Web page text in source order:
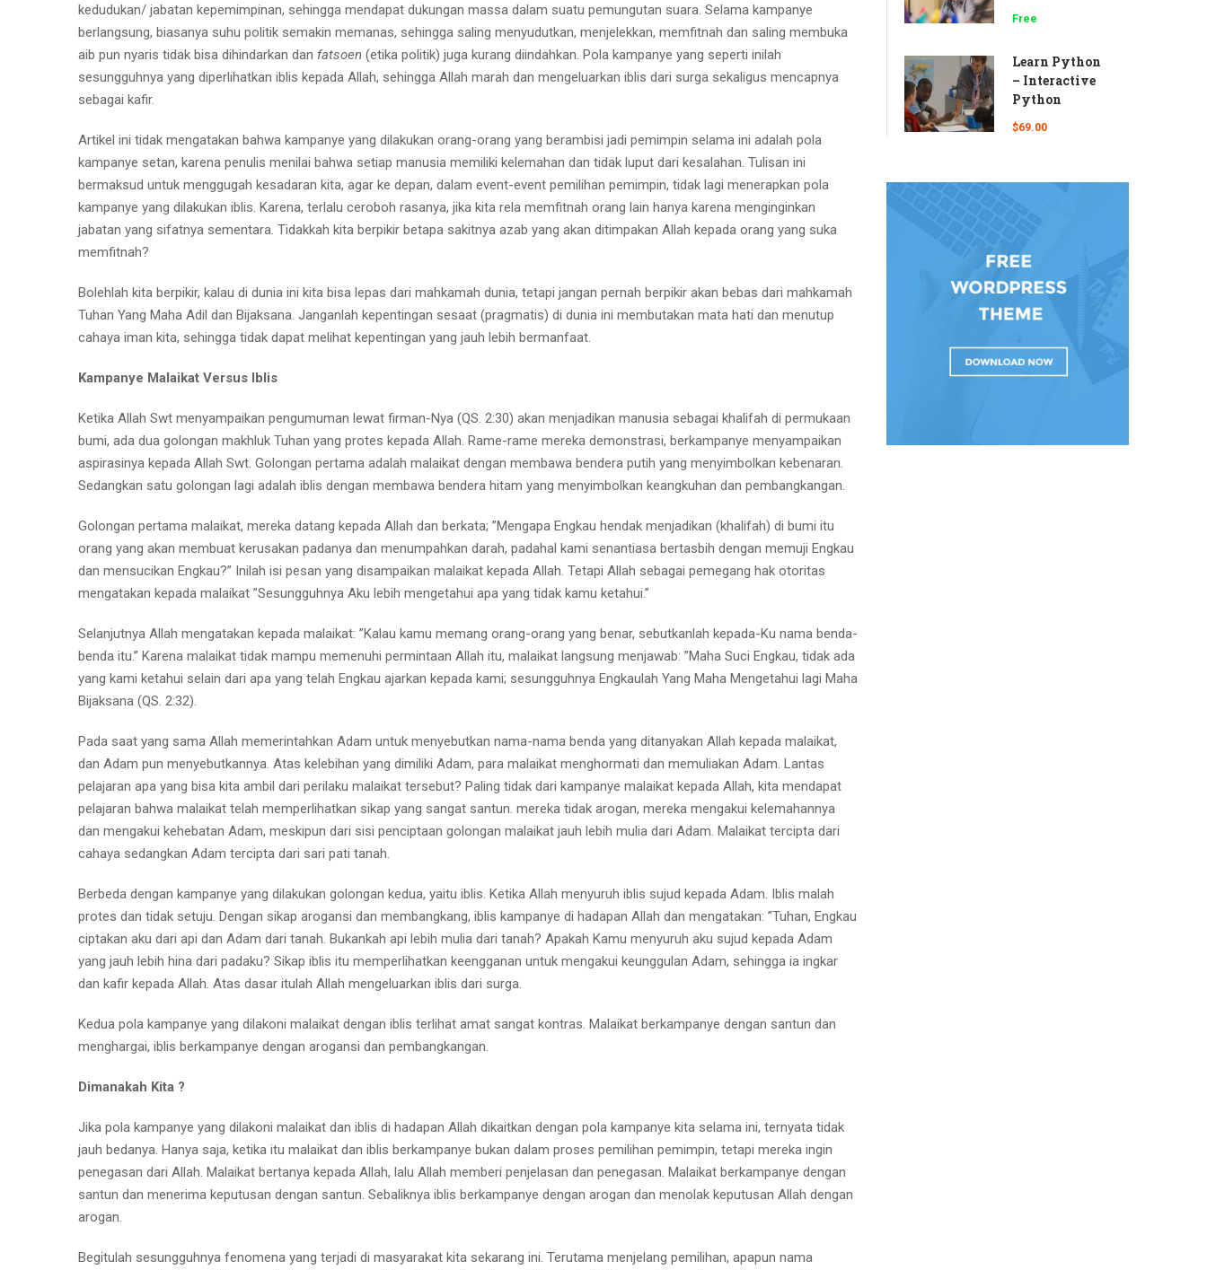
kedudukan/ jabatan kepemimpinan, sehingga mendapat dukungan massa dalam suatu pemungutan suara. Selama kampanye
berlangsung, biasanya suhu politik semakin memanas, sehingga saling menyudutkan, menjelekkan, memfitnah dan saling membuka
aib pun nyaris tidak bisa dihindarkan dan fatsoen (etika politik) juga kurang diindahkan. Pola kampanye yang seperti inilah
sesungguhnya yang diperlihatkan iblis kepada Allah, sehingga Allah marah dan mengeluarkan iblis dari surga sekaligus mencapnya
sebagai kafir.
Artikel ini tidak mengatakan bahwa kampanye yang dilakukan orang-orang yang berambisi jadi pemimpin selama ini adalah pola
kampanye setan, karena penulis menilai bahwa setiap manusia memiliki kelemahan dan tidak luput dari kesalahan. Tulisan ini
bermaksud untuk menggugah kesadaran kita, agar ke depan, dalam event-event pemilihan pemimpin, tidak lagi menerapkan pola
kampanye yang dilakukan iblis. Karena, terlalu ceroboh rasanya, jika kita rela memfitnah orang lain hanya karena menginginkan
jabatan yang sifatnya sementara. Tidakkah kita berpikir betapa sakitnya azab yang akan ditimpakan Allah kepada orang yang suka
memfitnah?
Bolehlah kita berpikir, kalau di dunia ini kita bisa lepas dari mahkamah dunia, tetapi jangan pernah berpikir akan bebas dari mahkamah
Tuhan Yang Maha Adil dan Bijaksana. Janganlah kepentingan sesaat (pragmatis) di dunia ini membutakan mata hati dan menutup
cahaya iman kita, sehingga tidak dapat melihat kepentingan yang jauh lebih bermanfaat.
Kampanye Malaikat Versus Iblis
Ketika Allah Swt menyampaikan pengumuman lewat firman-Nya (QS. 2:30) akan menjadikan manusia sebagai khalifah di permukaan
bumi, ada dua golongan makhluk Tuhan yang protes kepada Allah. Rame-rame mereka demonstrasi, berkampanye menyampaikan
aspirasinya kepada Allah Swt. Golongan pertama adalah malaikat dengan membawa bendera putih yang menyimbolkan kebenaran.
Sedangkan satu golongan lagi adalah iblis dengan membawa bendera hitam yang menyimbolkan keangkuhan dan pembangkangan.
Golongan pertama malaikat, mereka datang kepada Allah dan berkata; ”Mengapa Engkau hendak menjadikan (khalifah) di bumi itu
orang yang akan membuat kerusakan padanya dan menumpahkan darah, padahal kami senantiasa bertasbih dengan memuji Engkau
dan mensucikan Engkau?” Inilah isi pesan yang disampaikan malaikat kepada Allah. Tetapi Allah sebagai pemegang hak otoritas
mengatakan kepada malaikat ”Sesungguhnya Aku lebih mengetahui apa yang tidak kamu ketahui.”
Selanjutnya Allah mengatakan kepada malaikat: ”Kalau kamu memang orang-orang yang benar, sebutkanlah kepada-Ku nama benda-
benda itu.” Karena malaikat tidak mampu memenuhi permintaan Allah itu, malaikat langsung menjawab: ”Maha Suci Engkau, tidak ada
yang kami ketahui selain dari apa yang telah Engkau ajarkan kepada kami; sesungguhnya Engkaulah Yang Maha Mengetahui lagi Maha
Bijaksana (QS. 2:32).
Pada saat yang sama Allah memerintahkan Adam untuk menyebutkan nama-nama benda yang ditanyakan Allah kepada malaikat,
dan Adam pun menyebutkannya. Atas kelebihan yang dimiliki Adam, para malaikat menghormati dan memuliakan Adam. Lantas
pelajaran apa yang bisa kita ambil dari perilaku malaikat tersebut? Paling tidak dari kampanye malaikat kepada Allah, kita mendapat
pelajaran bahwa malaikat telah memperlihatkan sikap yang sangat santun. mereka tidak arogan, mereka mengakui kelemahannya
dan mengakui kehebatan Adam, meskipun dari sisi penciptaan golongan malaikat jauh lebih mulia dari Adam. Malaikat tercipta dari
cahaya sedangkan Adam tercipta dari sari pati tanah.
Berbeda dengan kampanye yang dilakukan golongan kedua, yaitu iblis. Ketika Allah menyuruh iblis sujud kepada Adam. Iblis malah
protes dan tidak setuju. Dengan sikap arogansi dan membangkang, iblis kampanye di hadapan Allah dan mengatakan: ”Tuhan, Engkau
ciptakan aku dari api dan Adam dari tanah. Bukankah api lebih mulia dari tanah? Apakah Kamu menyuruh aku sujud kepada Adam
yang jauh lebih hina dari padaku? Sikap iblis itu memperlihatkan keengganan untuk mengakui keunggulan Adam, sehingga ia ingkar
dan kafir kepada Allah. Atas dasar itulah Allah mengeluarkan iblis dari surga.
Kedua pola kampanye yang dilakoni malaikat dengan iblis terlihat amat sangat kontras. Malaikat berkampanye dengan santun dan
menghargai, iblis berkampanye dengan arogansi dan pembangkangan.
Dimanakah Kita ?
Jika pola kampanye yang dilakoni malaikat dan iblis di hadapan Allah dikaitkan dengan pola kampanye kita selama ini, ternyata tidak
jauh bedanya. Hanya saja, ketika itu malaikat dan iblis berkampanye bukan dalam proses pemilihan pemimpin, tetapi mereka ingin
penegasan dari Allah. Malaikat bertanya kepada Allah, lalu Allah memberi penjelasan dan penegasan. Malaikat berkampanye dengan
santun dan menerima keputusan dengan santun. Sebaliknya iblis berkampanye dengan arogan dan menolak keputusan Allah dengan
arogan.
Begitulah sesungguhnya fenomena yang terjadi di masyarakat kita sekarang ini. Terutama menjelang pemilihan, apapun nama
Free
Learn Python
– Interactive
Python
$69.00